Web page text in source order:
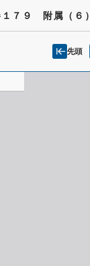
７９ 附属（６）
先頭